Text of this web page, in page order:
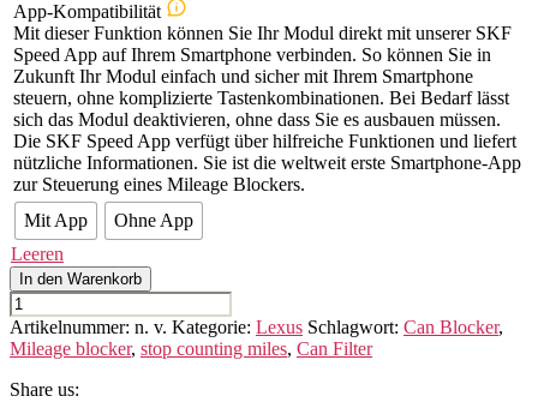
App-Kompatibilität
Mit dieser Funktion können Sie Ihr Modul direkt mit unserer SKF
Speed App auf Ihrem Smartphone verbinden. So können Sie in
Zukunft Ihr Modul einfach und sicher mit Ihrem Smartphone
steuern, ohne komplizierte Tastenkombinationen. Bei Bedarf lässt
sich das Modul deaktivieren, ohne dass Sie es ausbauen müssen.
Die SKF Speed App verfügt über hilfreiche Funktionen und liefert
nützliche Informationen. Sie ist die weltweit erste Smartphone-App
zur Steuerung eines Mileage Blockers.
Mit App
Ohne App
Leeren
In den Warenkorb
Lexus
RX
(5th
GEN.)
Menge
Artikelnummer: n. v. Kategorie: Lexus Schlagwort: Can Blocker,
Mileage blocker, stop counting miles, Can Filter
Share us: